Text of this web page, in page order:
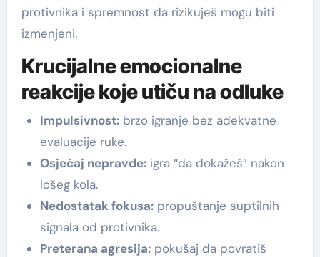
protivnika i spremnost da rizikuješ mogu biti
izmenjeni.
Krucijalne emocionalne
reakcije koje utiču na odluke
Impulsivnost:brzo igranje bez adekvatne
evaluacije ruke.
Osjećaj nepravde:igra “da dokažeš” nakon
lošeg kola.
Nedostatak fokusa:propuštanje suptilnih
signala od protivnika.
Preterana agresija:pokušaj da povratiš